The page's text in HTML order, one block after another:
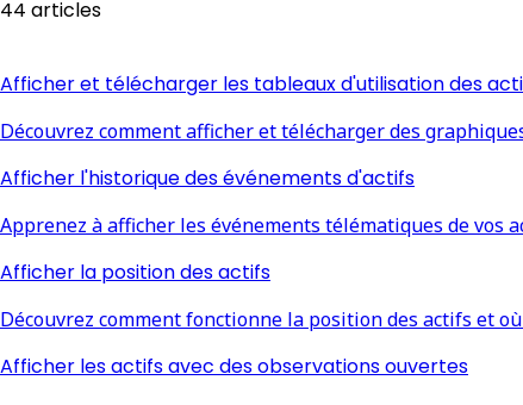
44 articles
Afficher et télécharger les tableaux d'utilisation des
Découvrez comment afficher et télécharger des
Afficher l'historique des événements d'actifs
Apprenez à afficher les événements télématiques de
Afficher la position des actifs
Découvrez comment fonctionne la position des actifs et
Afficher les actifs avec des observations ouvertes